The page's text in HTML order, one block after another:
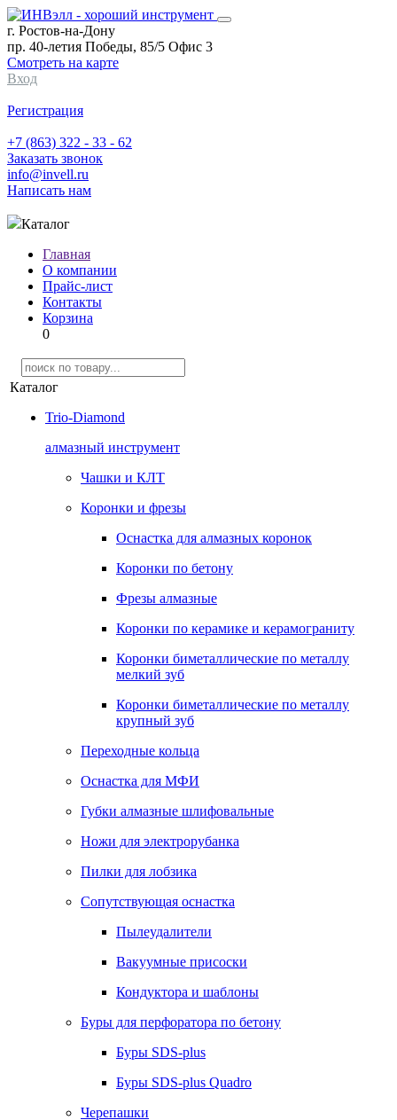
г. Ростов-на-Дону
пр. 40-летия Победы, 85/5 Офис 3
Смотреть на карте
Вход
Регистрация
+7 (863) 322 - 33 - 62
Заказать звонок
info@invell.ru
Написать нам
Каталог
Главная
О компании
Прайс-лист
Контакты
Корзина
0
Каталог
Trio-Diamond
алмазный инструмент
Чашки и КЛТ
Коронки и фрезы
Оснастка для алмазных коронок
Коронки по бетону
Фрезы алмазные
Коронки по керамике и керамограниту
Коронки биметаллические по металлу
мелкий зуб
Коронки биметаллические по металлу
крупный зуб
Переходные кольца
Оснастка для МФИ
Губки алмазные шлифовальные
Ножи для электрорубанка
Пилки для лобзика
Сопутствующая оснастка
Пылеудалители
Вакуумные присоски
Кондуктора и шаблоны
Буры для перфоратора по бетону
Буры SDS-plus
Буры SDS-plus Quadro
Черепашки